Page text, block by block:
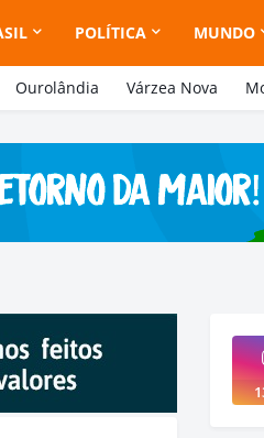
POLÍTICA MUNDO
Ourolândia Várzea Nova